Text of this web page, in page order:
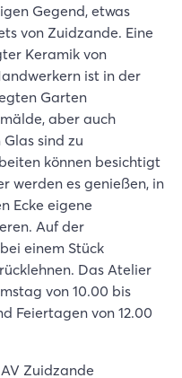
Gegend, etwas
von Zuidzande. Eine
Keramik von
ist in der
Garten
aber auch
sind zu
können besichtigt
werden es genießen, in
Ecke eigene
Auf der
einem Stück
Das Atelier
von 10.00 bis
Feiertagen von 12.00
Zuidzande